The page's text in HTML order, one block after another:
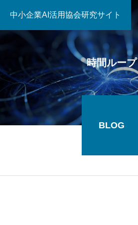
中小企業AI活用協会研究サイト
時間ループ
BLOG